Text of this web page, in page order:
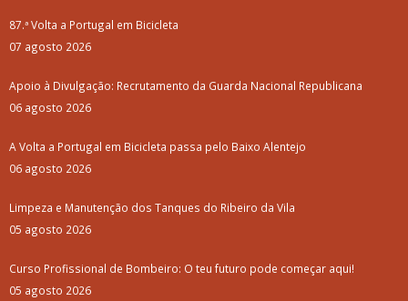
87.ª Volta a Portugal em Bicicleta
07 agosto 2026
Apoio à Divulgação: Recrutamento da Guarda Nacional Republicana
06 agosto 2026
A Volta a Portugal em Bicicleta passa pelo Baixo Alentejo
06 agosto 2026
Limpeza e Manutenção dos Tanques do Ribeiro da Vila
05 agosto 2026
Curso Profissional de Bombeiro: O teu futuro pode começar aqui!
05 agosto 2026